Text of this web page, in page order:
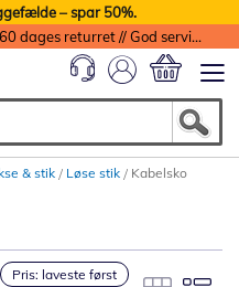
– spar 50%.
Billig fragt // Levering 1-2 dage // 60 dages returret // God service med garanti
& stik Løse stik Kabelsko
Pris: laveste først